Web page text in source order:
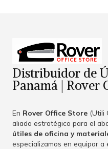
Distribuidor de
Panamá | Rover
En Rover Office Store (Utili
aliado estratégico para el
útiles de oficina y
especializamos en equipar